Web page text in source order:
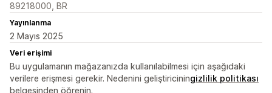
89218000, BR
Yayınlanma
2 Mayıs 2025
Veri erişimi
Bu uygulamanın mağazanızda kullanılabilmesi için aşağıdaki
verilere erişmesi gerekir. Nedenini geliştiriciningizlilik politikası
belgesinden öğrenin.